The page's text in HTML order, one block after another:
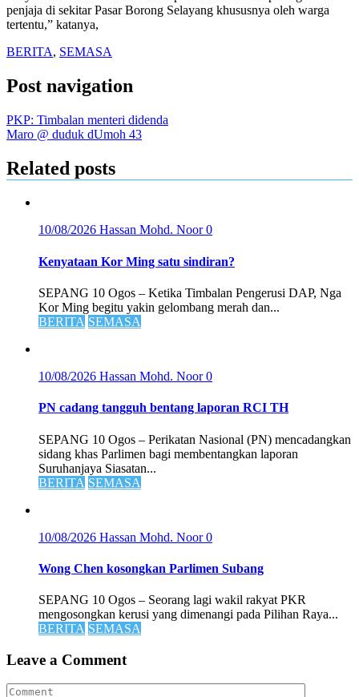
penjaja di sekitar Pasar Borong Selayang khususnya oleh warga
tertentu,” katanya,
BERITA, SEMASA
Post navigation
PKP: Timbalan menteri didenda
Maro @ duduk dUmoh 43
Related posts
10/08/2026 Hassan Mohd. Noor0
Kenyataan Kor Ming satu sindiran?
SEPANG 10 Ogos – Ketika Timbalan Pengerusi DAP, Nga
Kor Ming begitu yakin gelombang merah dan...
BERITA SEMASA
10/08/2026 Hassan Mohd. Noor0
PN cadang tangguh bentang laporan RCI TH
SEPANG 10 Ogos – Perikatan Nasional (PN) mencadangkan
sidang khas Parlimen bagi membentangkan laporan
Suruhanjaya Siasatan...
BERITA SEMASA
10/08/2026 Hassan Mohd. Noor0
Wong Chen kosongkan Parlimen Subang
SEPANG 10 Ogos – Seorang lagi wakil rakyat PKR
mengosongkan kerusi yang dimenangi pada Pilihan Raya...
BERITA SEMASA
Leave a Comment